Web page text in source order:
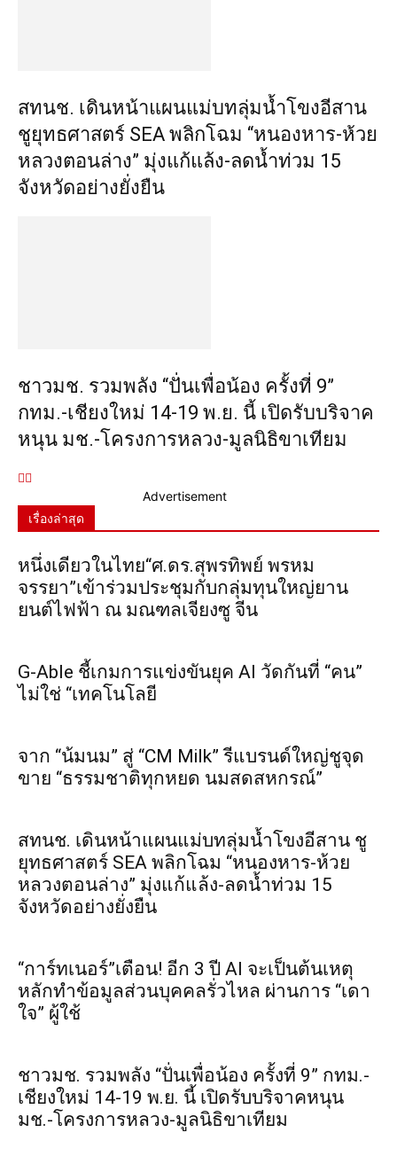
สทนช. เดินหน้าแผนแม่บทลุ่มน้ำโขงอีสาน
ชูยุทธศาสตร์ SEA พลิกโฉม “หนองหาร-ห้วย
หลวงตอนล่าง” มุ่งแก้แล้ง-ลดน้ำท่วม 15
จังหวัดอย่างยั่งยืน
ชาวมช. รวมพลัง “ปั่นเพื่อน้อง ครั้งที่ 9”
กทม.-เชียงใหม่ 14-19 พ.ย. นี้ เปิดรับบริจาค
หนุน มช.-โครงการหลวง-มูลนิธิขาเทียม
Advertisement
เรื่องล่าสุด
หนึ่งเดียวในไทย“ศ.ดร.สุพรทิพย์ พรหม
จรรยา”เข้าร่วมประชุมกับกลุ่มทุนใหญ่ยาน
ยนต์ไฟฟ้า ณ มณฑลเจียงซู จีน
G-Able ชี้เกมการแข่งขันยุค AI วัดกันที่ “คน”
ไม่ใช่ “เทคโนโลยี
จาก “น้มนม” สู่ “CM Milk” รีแบรนด์ใหญ่ชูจุด
ขาย “ธรรมชาติทุกหยด นมสดสหกรณ์”
สทนช. เดินหน้าแผนแม่บทลุ่มน้ำโขงอีสาน ชู
ยุทธศาสตร์ SEA พลิกโฉม “หนองหาร-ห้วย
หลวงตอนล่าง” มุ่งแก้แล้ง-ลดน้ำท่วม 15
จังหวัดอย่างยั่งยืน
“การ์ทเนอร์”เตือน! อีก 3 ปี AI จะเป็นต้นเหตุ
หลักทำข้อมูลส่วนบุคคลรั่วไหล ผ่านการ “เดา
ใจ” ผู้ใช้
ชาวมช. รวมพลัง “ปั่นเพื่อน้อง ครั้งที่ 9” กทม.-
เชียงใหม่ 14-19 พ.ย. นี้ เปิดรับบริจาคหนุน
มช.-โครงการหลวง-มูลนิธิขาเทียม